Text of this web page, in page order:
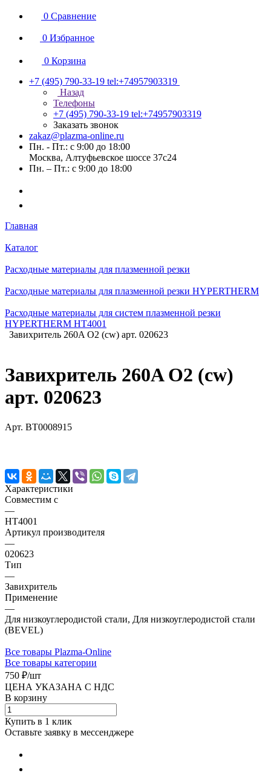
0 Сравнение
0 Избранное
0 Корзина
+7 (495) 790-33-19 tel:+74957903319
Назад
Телефоны
+7 (495) 790-33-19 tel:+74957903319
Заказать звонок
zakaz@plazma-online.ru
Пн. - Пт.: с 9:00 до 18:00
Москва, Алтуфьевское шоссе 37с24
Пн. – Пт.: с 9:00 до 18:00
Главная
Каталог
Расходные материалы для плазменной резки
Расходные материалы для плазменной резки HYPERTHERM
Расходные материалы для систем плазменной резки
HYPERTHERM HT4001
Завихритель 260A O2 (cw) арт. 020623
Завихритель 260A O2 (cw)
арт. 020623
Арт. BT0008915
Характеристики
Совместим с
—
HT4001
Артикул производителя
—
020623
Тип
—
Завихритель
Применение
—
Для низкоуглеродистой стали, Для низкоуглеродистой стали
(BEVEL)
Все товары Plazma-Online
Все товары категории
750 ₽/шт
ЦЕНА УКАЗАНА С НДС
В корзину
Купить в 1 клик
Оставьте заявку в мессенджере